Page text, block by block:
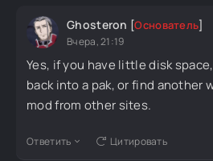
Ghosteron [Основатель]
Вчера, 21:19
Yes, if you have little disk
back into a pak, or find another
mod from other sites.
Ответить Цитировать